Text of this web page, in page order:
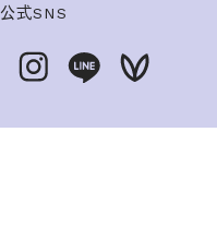
公式SNS